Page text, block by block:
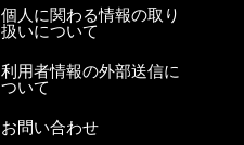
個人に関わる情報の取り
扱いについて
利用者情報の外部送信に
ついて
お問い合わせ